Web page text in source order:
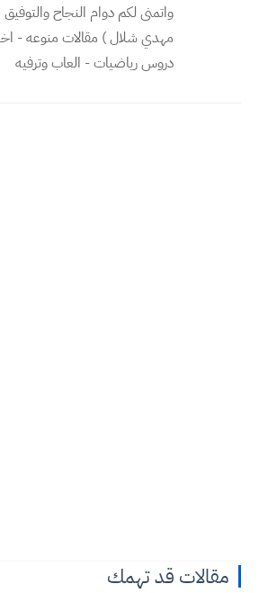
واتمنى لكم دوام النجاح
مهدي شلال ) مقالات منوعه -
دروس رياضيات - العاب وترفيه
مقالات قد تهمك